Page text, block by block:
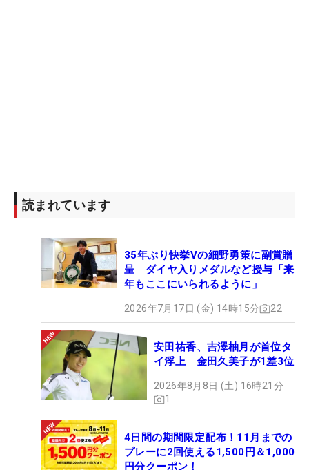
読まれています
35年ぶり快挙Vの細野勇策に副賞贈
呈 ダイヤ入りメダルなど授与「来
年もここにいられるように」
2026年7月17日 (金) 14時15分 22
安田祐香、吉澤柚月が首位タ
イ浮上 金田久美子が1差3位
2026年8月8日 (土) 16時21分
1
4日間の期間限定配布！11月までの
プレーに2回使える1,500円＆1,000
円分クーポン！